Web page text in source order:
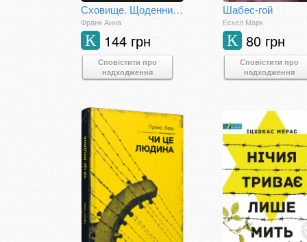
Сховище. Щоденник у листах
Франк Анна
144 грн
К
Сповістити про
надходження
Шабес-гой
Ескел Марк
80 грн
К
Сповістити про
надходження